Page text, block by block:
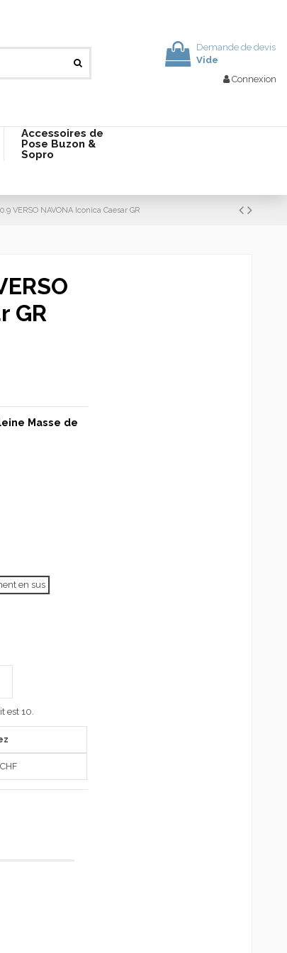
Demande de devis
Vide
Connexion
Accessoires de
Pose Buzon &
Sopro
VERSO NAVONA Iconica Caesar GR
GR
Masse de
en sus
est 10.